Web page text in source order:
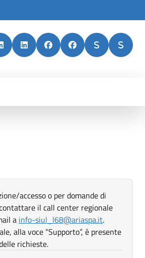
scheda
in nuova scheda
Apri in nuova scheda
Apri in nuova scheda
Apri in nuova scheda
Apri in nuova
Apri in
accesso o per domande di
il call center regionale
a Apri in nuova scheda
info-siul_l68@ariaspa.it.
alla voce “Supporto”, è presente
richieste.